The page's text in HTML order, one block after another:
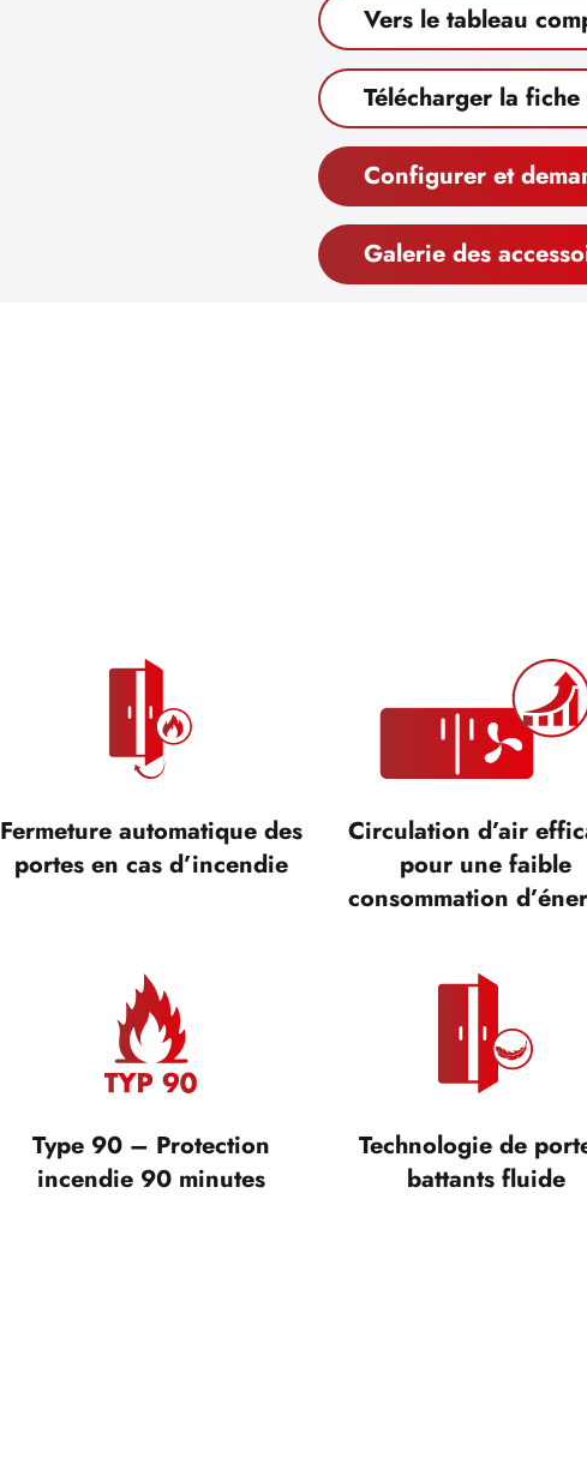
Vers le tableau
Télécharger la
Configurer et
Galerie des
Fermeture automatique des
portes en cas d’incendie
Circulation d’air
pour une faible
consommation
Type 90 – Protection
incendie 90 minutes
Technologie de
battants fluide